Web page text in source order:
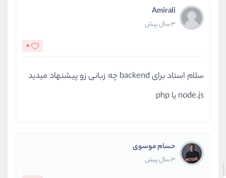
Amirali
3 سال پیش
0
سلام استاد برای backend چه زبانی زو پیشنهاد میدید
node.js یا php
حسام موسوی
3 سال پیش